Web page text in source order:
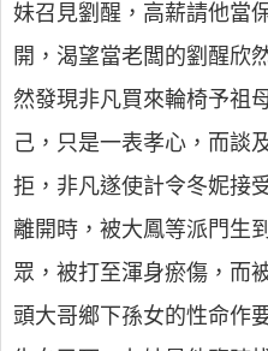
妹召見劉醒，高薪請他當
開，渴望當老闆的劉醒欣
然發現非凡買來輪椅予祖
己，只是一表孝心，而談
拒，非凡遂使計令冬妮接
離開時，被大鳳等派門生
眾，被打至渾身瘀傷，而
頭大哥鄉下孫女的性命作